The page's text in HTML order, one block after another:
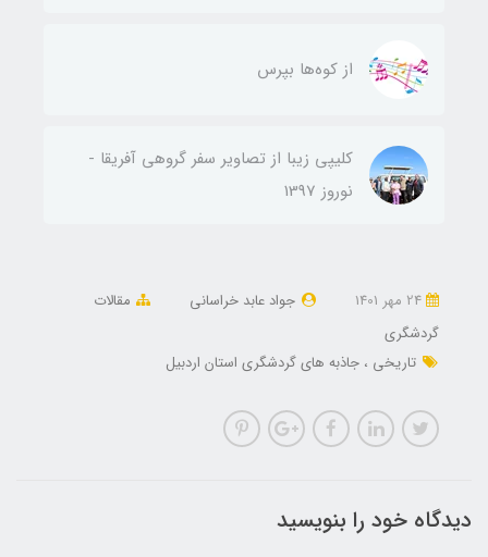
از کوه‌ها بپرس
کلیپی زیبا از تصاویر سفر گروهی آفریقا -
نوروز 1397
جواد عابد خراسانی
مقالات
گردشگری
تاریخی
جاذبه های گردشگری استان اردبیل
دیدگاه خود را بنویسید